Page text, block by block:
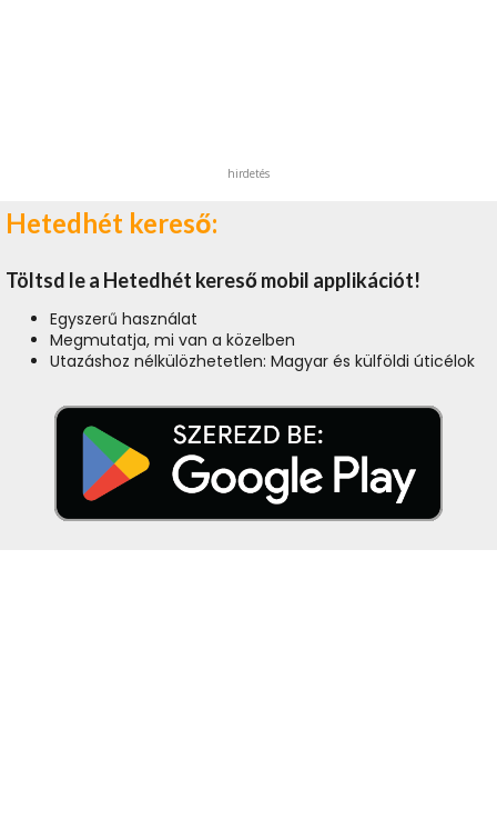
hirdetés
Hetedhét kereső:
Töltsd le a Hetedhét kereső mobil applikációt!
Egyszerű használat
Megmutatja, mi van a közelben
Utazáshoz nélkülözhetetlen: Magyar és külföldi úticélok